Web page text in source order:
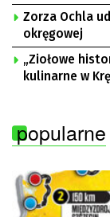
Zorza Ochla
okręgowej
„Ziołowe
kulinarne w
popularne